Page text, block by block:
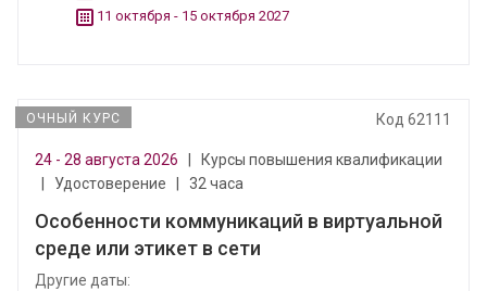
11 октября - 15 октября 2027
ОЧНЫЙ КУРС Код 62111
24 - 28 августа 2026
Курсы повышения квалификации
Удостоверение 32 часа
Особенности коммуникаций в виртуальной
среде или этикет в сети
Другие даты: